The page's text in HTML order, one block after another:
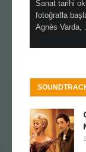
Sanat tarihi
fotoğrafla
Agnès Varda,